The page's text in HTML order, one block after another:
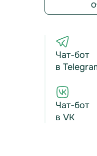
Чат-бот
в
Чат-бот
в VK